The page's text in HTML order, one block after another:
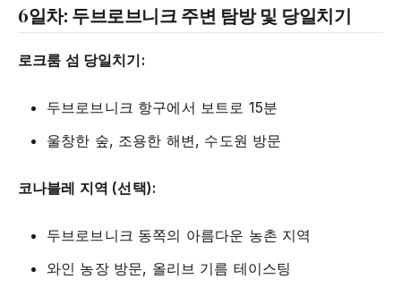
6일차: 두브로브니크 주변 탐방 및 당일치기
로크룸 섬 당일치기:
두브로브니크 항구에서 보트로 15분
울창한 숲, 조용한 해변, 수도원 방문
코나블레 지역 (선택):
두브로브니크 동쪽의 아름다운 농촌 지역
와인 농장 방문, 올리브 기름 테이스팅